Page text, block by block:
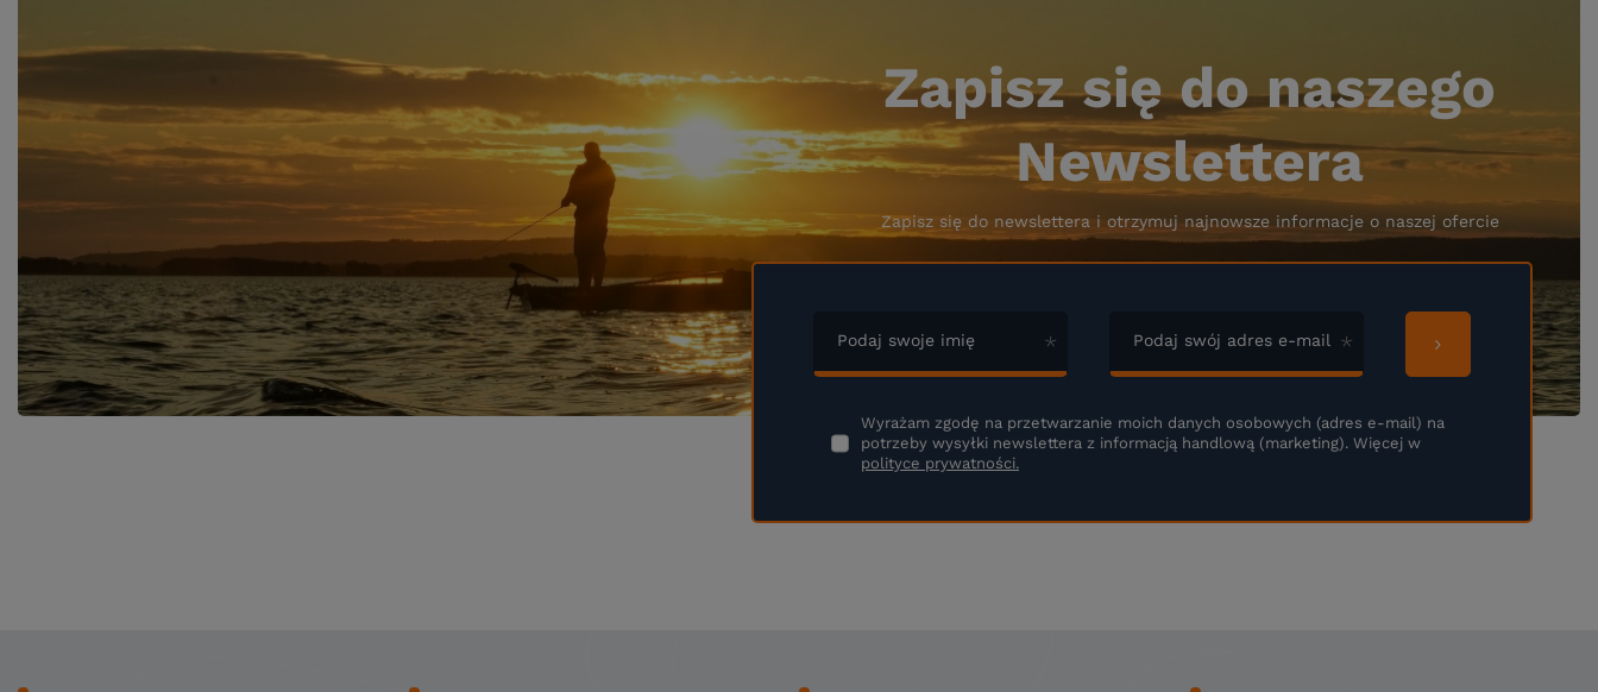
Zapisz się do naszego
Newslettera
Zapisz się do newslettera i otrzymuj najnowsze informacje o naszej ofercie
Podaj swoje imię Podaj swój adres e-mail
Wyrażam zgodę na przetwarzanie moich danych osobowych (adres e-mail) na
potrzeby wysyłki newslettera z informacją handlową (marketing). Więcej w
polityce prywatności.